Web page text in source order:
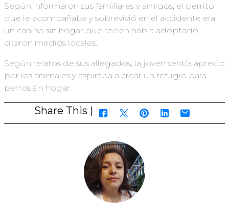
Según informaron sus familiares y amigos, el perrito
que le acompañaba y sobrevivió en el accidente era
un canino sin hogar que recién había adoptado,
citaron medios locales.
Según relatos de sus allegados, la joven sentía aprecio
por los animales y aspiraba a crear un refugio para
perros sin hogar.
Share This |